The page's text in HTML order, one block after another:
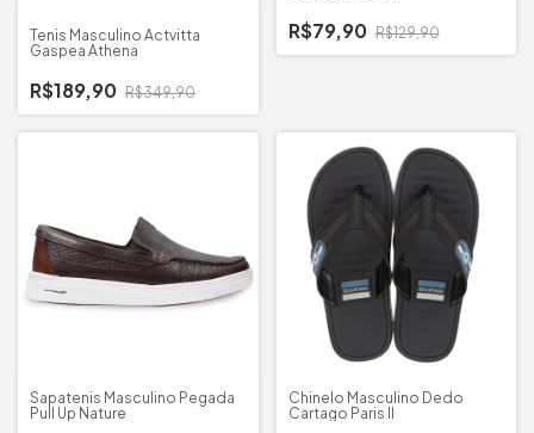
Tenis Masculino Actvitta
Gaspea Athena
R$189,90 R$349,90
R$79,90 R$129,90
Sapatenis Masculino Pegada
Pull Up Nature
Chinelo Masculino Dedo
Cartago Paris II